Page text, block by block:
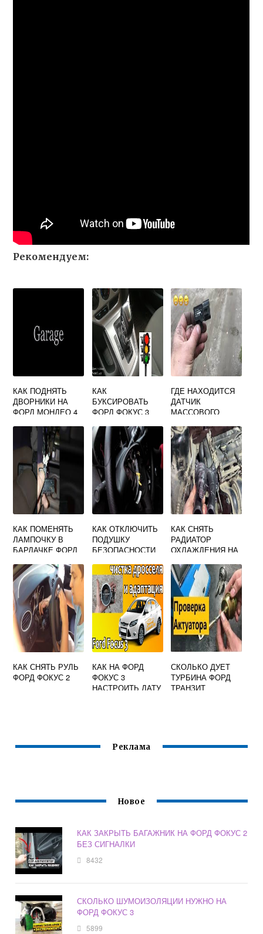
Рекомендуем:
КАК ПОДНЯТЬ
ДВОРНИКИ НА
ФОРД МОНДЕО 4
КАК
БУКСИРОВАТЬ
ФОРД ФОКУС 3
ГДЕ НАХОДИТСЯ
ДАТЧИК
МАССОВОГО
ВОЗДУХА НА
ФОРД МОНДЕО 4
КАК ПОМЕНЯТЬ
ЛАМПОЧКУ В
БАРДАЧКЕ ФОРД
КАК ОТКЛЮЧИТЬ
ПОДУШКУ
БЕЗОПАСНОСТИ
ФОРД
ЭКСПЛОРЕР 5
КАК СНЯТЬ
РАДИАТОР
ОХЛАЖДЕНИЯ НА
КАК СНЯТЬ РУЛЬ
ФОРД ФОКУС 2
КАК НА ФОРД
ФОКУС 3
НАСТРОИТЬ ДАТУ
СКОЛЬКО ДУЕТ
ТУРБИНА ФОРД
ТРАНЗИТ
Реклама
Новое
КАК ЗАКРЫТЬ БАГАЖНИК НА ФОРД ФОКУС 2
БЕЗ СИГНАЛКИ
8432
СКОЛЬКО ШУМОИЗОЛЯЦИИ НУЖНО НА
ФОРД ФОКУС 3
5899